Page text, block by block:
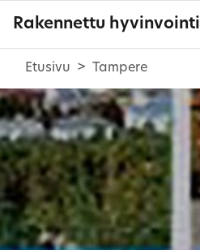
Rakennettu hyvinvointi
Etusivu Tampere